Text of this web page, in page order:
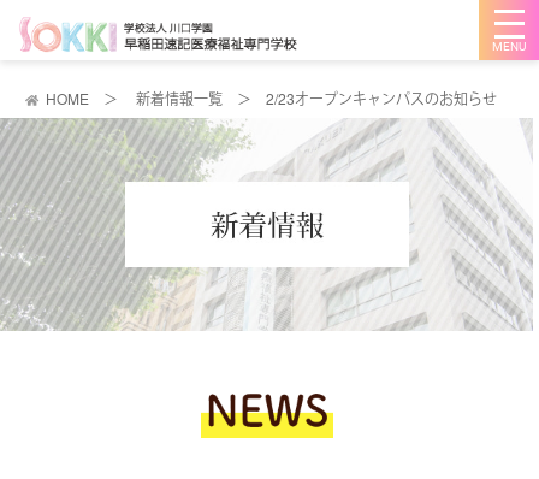
メ
ニ
ュ
ー
を
開
HOME ＞ 新着情報一覧 ＞ 2/23オープンキャンパスのお知らせ